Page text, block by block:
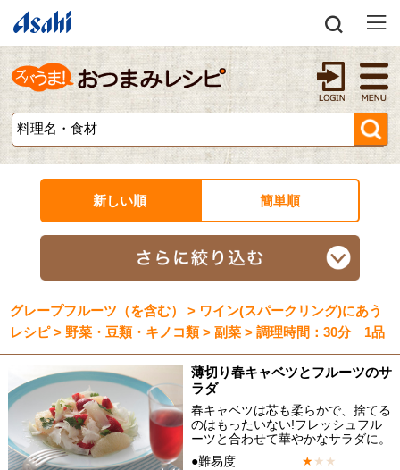
新しい順 簡単順
グレープフルーツ（を含む） > ワイン(スパークリング)にあう
レシピ > 野菜・豆類・キノコ類 > 副菜 > 調理時間：30分 1品
薄切り春キャベツとフルーツのサ
ラダ
春キャベツは芯も柔らかで、捨てる
のはもったいない!フレッシュフル
ーツと合わせて華やかなサラダに。
●難易度
★★ ★